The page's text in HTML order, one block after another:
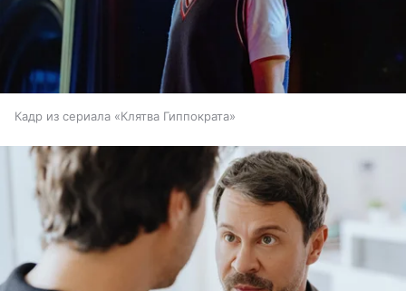
Кадр из сериала «Клятва Гиппократа»